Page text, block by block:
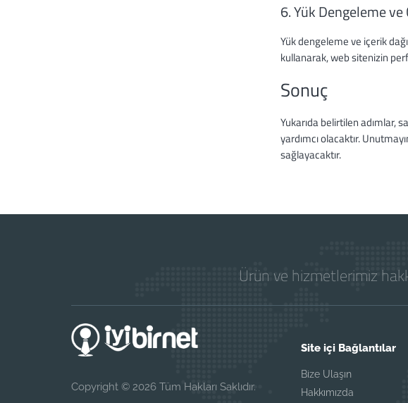
6. Yük Dengeleme ve
Yük dengeleme ve içerik
kullanarak, web sitenizin
Sonuç
Yukarıda belirtilen adımlar,
yardımcı olacaktır.
sağlayacaktır.
Ürün ve hizmetlerimiz
Copyright © 2026 Tüm Hakları Saklıdır.
Site içi Bağlantılar
Bize Ulaşın
Hakkımızda